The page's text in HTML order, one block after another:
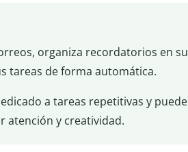
organiza recordatorios en su
tareas de forma automática.
a tareas repetitivas y puede
atención y creatividad.